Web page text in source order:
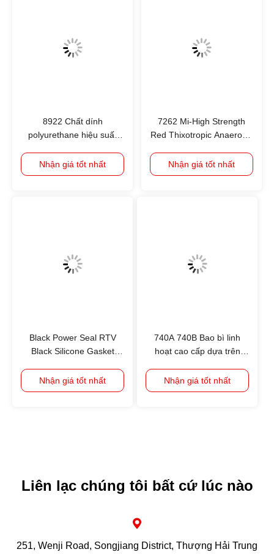
8922 Chất dính
polyurethane hiệu suất
thân thiện với môi trường
Thixotropy cao Không có
Nhận giá tốt nhất
7262 Mi-High Strength
Red Thixotropic Anaerobic
M20 Thread Locker/
Thread Sealant/ Liquid
Nhận giá tốt nhất
Black Power Seal RTV
Black Silicone Gasket
Quốc, Hiệu suất cao và
chi phí thấp
Nhận giá tốt nhất
740A 740B Bao bì linh
hoạt cao cấp dựa trên
chất trung bình (ác, kiềm,
cay, ethyl maltol vv) đáp
Nhận giá tốt nhất
Liên lạc chúng tôi bất cứ lúc nào
251, Wenji Road, Songjiang District, Thượng Hải Trung